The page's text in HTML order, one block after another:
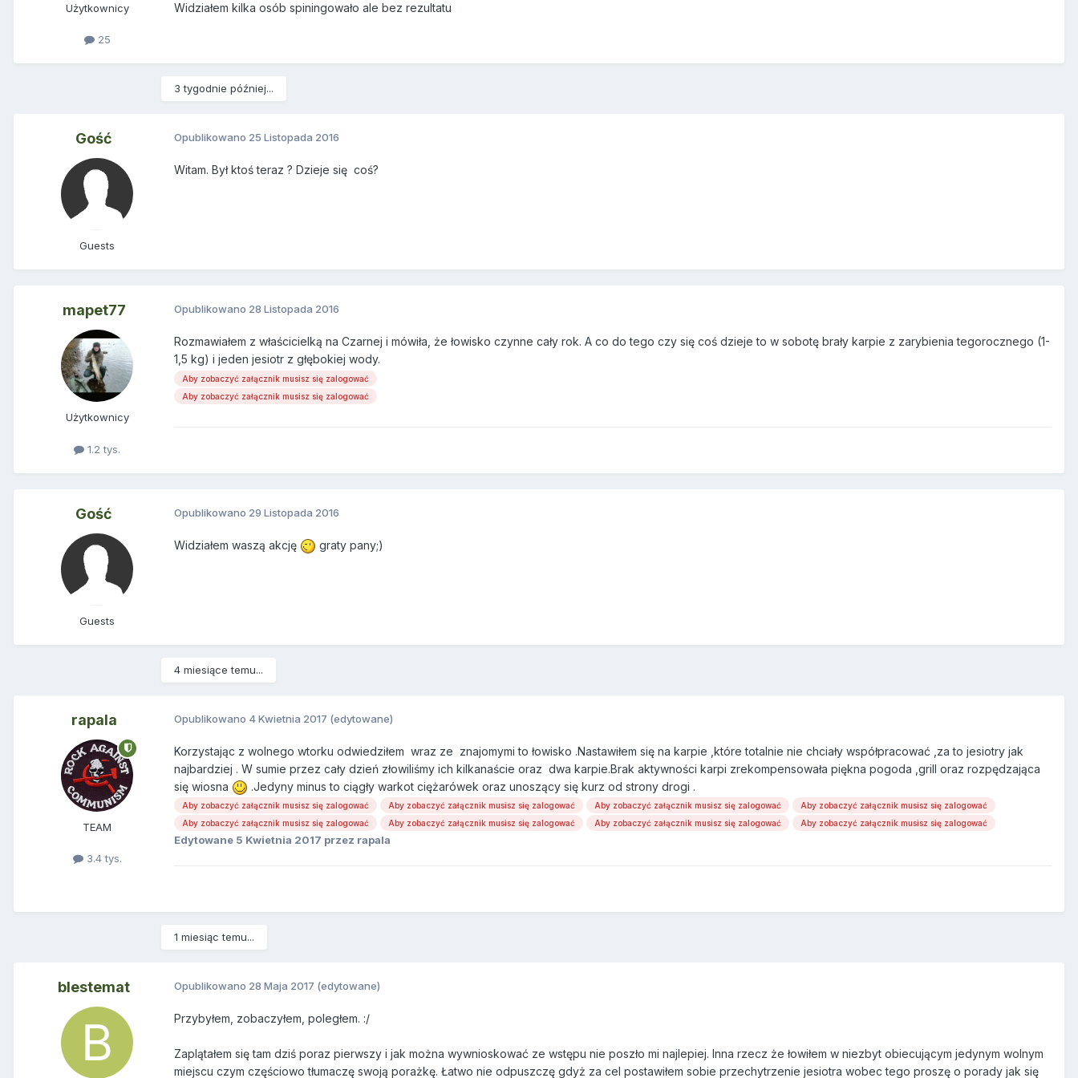
Użytkownicy
25
Widziałem kilka osób spiningowało ale bez rezultatu
3 tygodnie później...
Gość
Guests
Opublikowano 25 Listopada 2016
Witam. Był ktoś teraz ? Dzieje się coś?
mapet77
Użytkownicy
1.2 tys.
Opublikowano 28 Listopada 2016
Rozmawiałem z właścicielką na Czarnej i mówiła, że łowisko czynne cały rok. A co do tego czy się coś dzieje to w sobotę brały karpie z zarybienia tegorocznego (1-
1,5 kg) i jeden jesiotr z głębokiej wody.
Aby zobaczyć załącznik musisz się zalogować
Aby zobaczyć załącznik musisz się zalogować
Gość
Guests
Opublikowano 29 Listopada 2016
Widziałem waszą akcję graty pany;)
4 miesiące temu...
rapala
TEAM
3.4 tys.
Opublikowano 4 Kwietnia 2017 (edytowane)
Korzystając z wolnego wtorku odwiedziłem wraz ze znajomymi to łowisko .Nastawiłem się na karpie ,które totalnie nie chciały współpracować ,za to jesiotry jak
najbardziej . W sumie przez cały dzień złowiliśmy ich kilkanaście oraz dwa karpie.Brak aktywności karpi zrekompensowała piękna pogoda ,grill oraz rozpędzająca
się wiosna
.Jedyny minus to ciągły warkot ciężarówek oraz unoszący się kurz od strony drogi .
Aby zobaczyć załącznik musisz się zalogować Aby zobaczyć załącznik musisz się zalogować Aby zobaczyć załącznik musisz się zalogować
Aby zobaczyć załącznik musisz się zalogować
Aby zobaczyć załącznik musisz się zalogować
Aby zobaczyć załącznik musisz się zalogować Aby zobaczyć załącznik musisz się zalogować Aby zobaczyć załącznik musisz się zalogować
Edytowane 5 Kwietnia 2017 przez rapala
1 miesiąc temu...
blestemat Opublikowano 28 Maja 2017 (edytowane)
Przybyłem, zobaczyłem, poległem. :/
Zaplątałem się tam dziś poraz pierwszy i jak można wywnioskować ze wstępu nie poszło mi najlepiej. Inna rzecz że łowiłem w niezbyt obiecującym jedynym wolnym
miejscu czym częściowo tłumaczę swoją porażkę. Łatwo nie odpuszczę gdyż za cel postawiłem sobie przechytrzenie jesiotra wobec tego proszę o porady jak się